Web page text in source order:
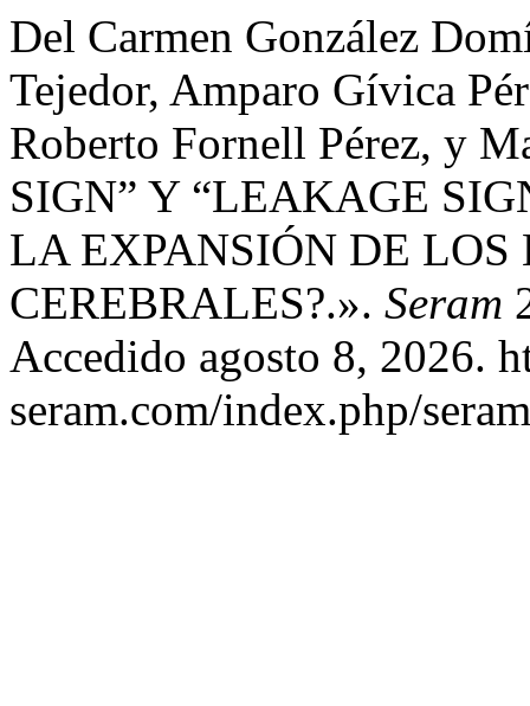
Del Carmen González
Tejedor, Amparo Gívica
Roberto Fornell Pérez, y
SIGN” Y “LEAKAGE
LA EXPANSIÓN DE
CEREBRALES?.». Seram
Accedido agosto 8, 2026.
seram.com/index.php/